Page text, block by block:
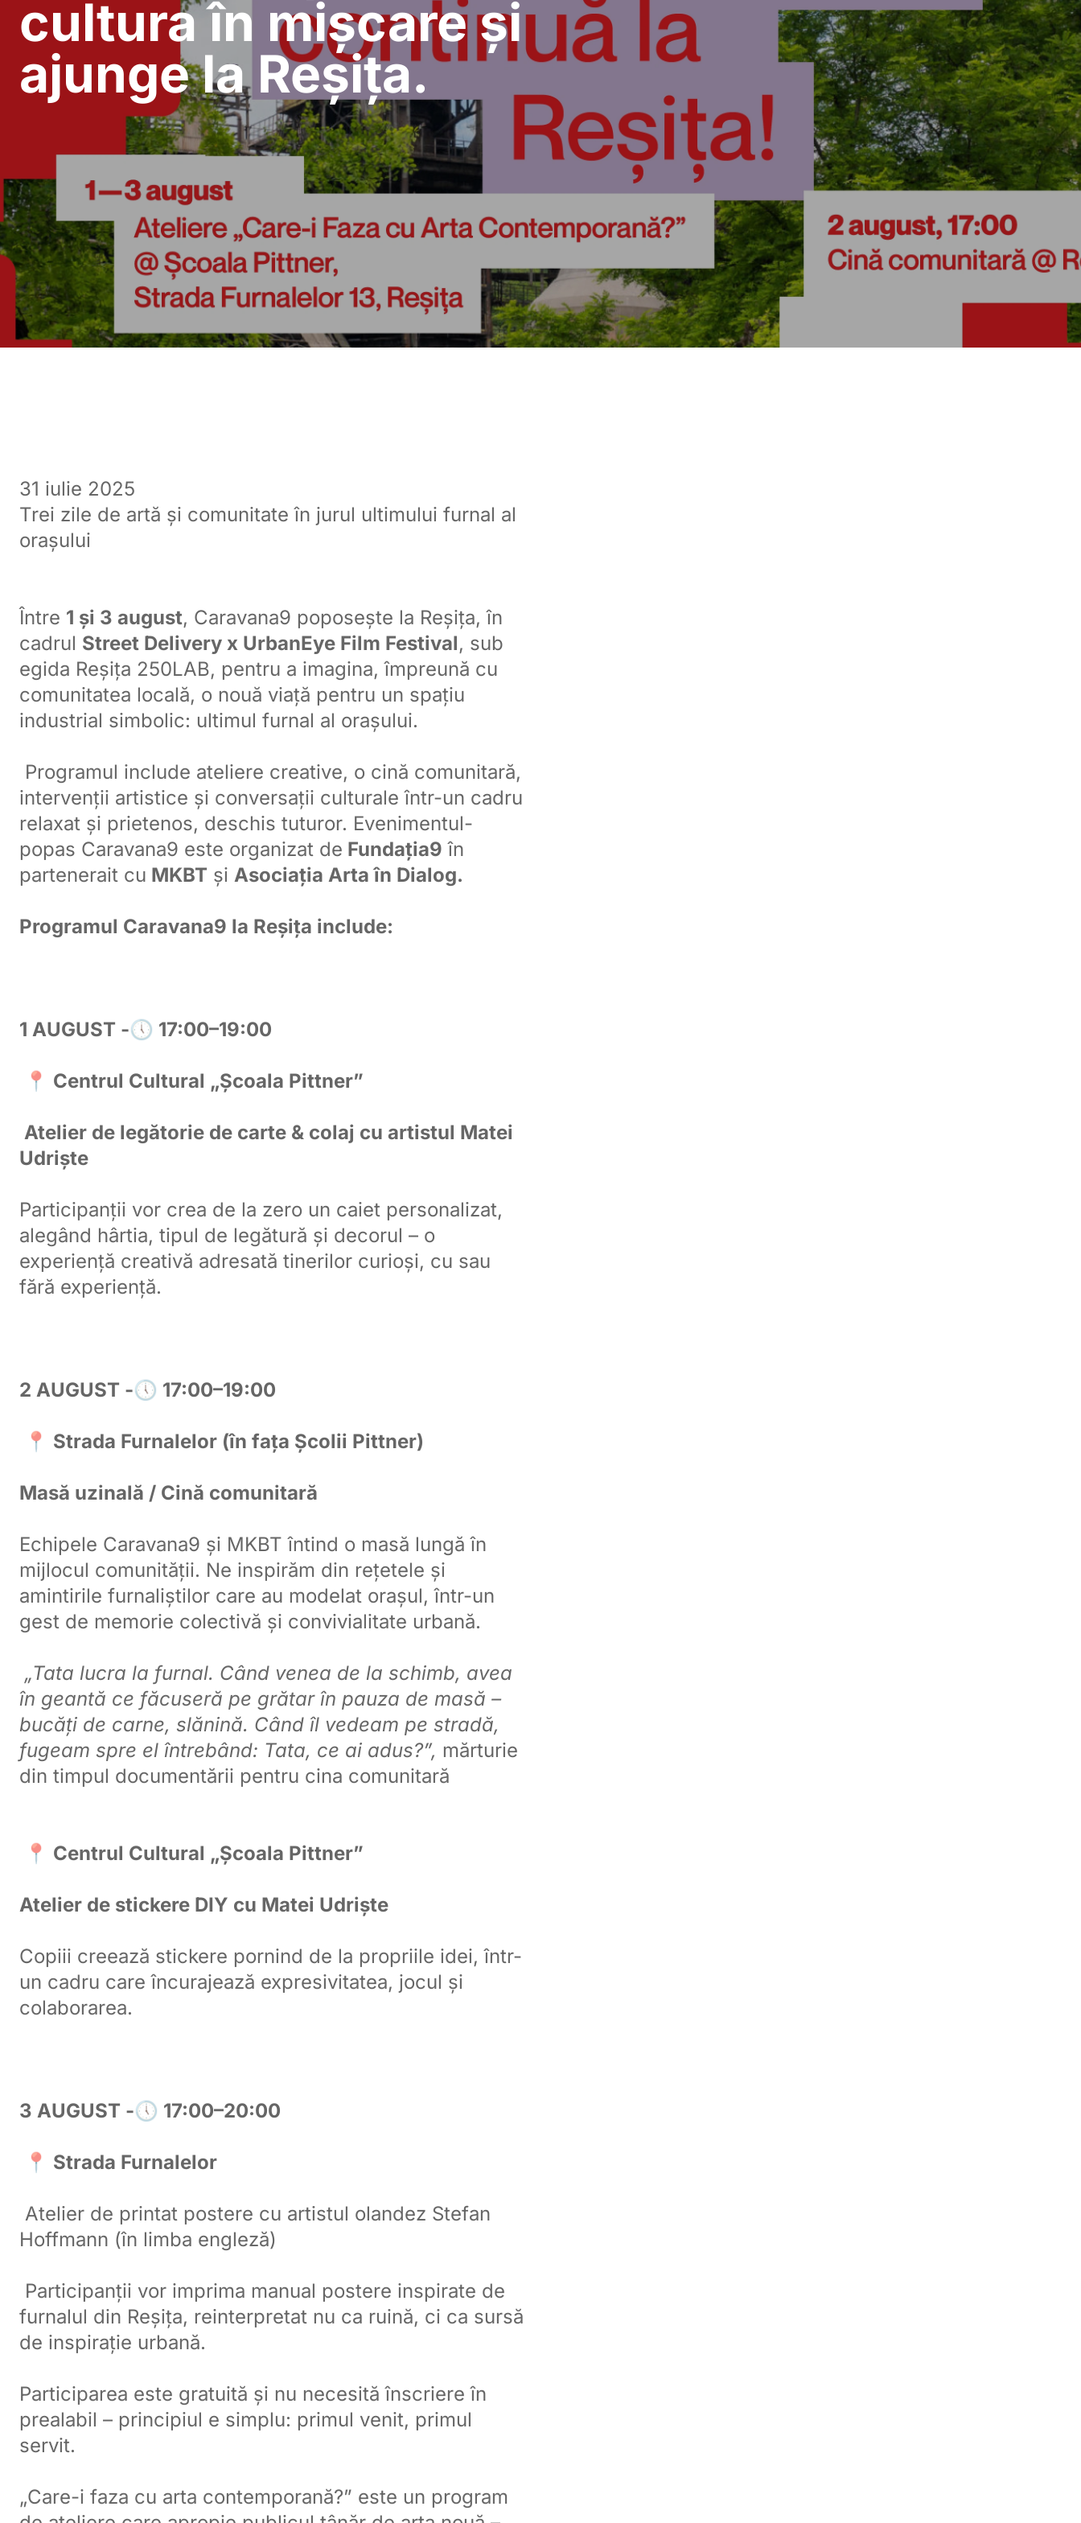
cultura în mișcare și
ajunge la Reșița.
31 iulie 2025
Trei zile de artă și comunitate în jurul ultimului furnal al
orașului
Între 1 și 3 august, Caravana9 poposește la Reșița, în
cadrul Street Delivery x UrbanEye Film Festival, sub
egida Reșița 250LAB, pentru a imagina, împreună cu
comunitatea locală, o nouă viață pentru un spațiu
industrial simbolic: ultimul furnal al orașului.
Programul include ateliere creative, o cină comunitară,
intervenții artistice și conversații culturale într-un cadru
relaxat și prietenos, deschis tuturor. Evenimentul-
popas Caravana9 este organizat de Fundația9 în
partenerait cu MKBT și Asociația Arta în Dialog.
Programul Caravana9 la Reșița include:
1 AUGUST -🕔 17:00–19:00
📍 Centrul Cultural „Școala Pittner”
Atelier de legătorie de carte & colaj cu artistul Matei
Udriște
Participanții vor crea de la zero un caiet personalizat,
alegând hârtia, tipul de legătură și decorul – o
experiență creativă adresată tinerilor curioși, cu sau
fără experiență.
2 AUGUST -🕔 17:00–19:00
📍 Strada Furnalelor (în fața Școlii Pittner)
Masă uzinală / Cină comunitară
Echipele Caravana9 și MKBT întind o masă lungă în
mijlocul comunității. Ne inspirăm din rețetele și
amintirile furnaliștilor care au modelat orașul, într-un
gest de memorie colectivă și convivialitate urbană.
„Tata lucra la furnal. Când venea de la schimb, avea
în geantă ce făcuseră pe grătar în pauza de masă –
bucăți de carne, slănină. Când îl vedeam pe stradă,
fugeam spre el întrebând: Tata, ce ai adus?”, mărturie
din timpul documentării pentru cina comunitară
📍 Centrul Cultural „Școala Pittner”
Atelier de stickere DIY cu Matei Udriște
Copiii creează stickere pornind de la propriile idei, într-
un cadru care încurajează expresivitatea, jocul și
colaborarea.
3 AUGUST -🕔 17:00–20:00
📍 Strada Furnalelor
Atelier de printat postere cu artistul olandez Stefan
Hoffmann (în limba engleză)
Participanții vor imprima manual postere inspirate de
furnalul din Reșița, reinterpretat nu ca ruină, ci ca sursă
de inspirație urbană.
Participarea este gratuită și nu necesită înscriere în
prealabil – principiul e simplu: primul venit, primul
servit.
„Care-i faza cu arta contemporană?” este un program